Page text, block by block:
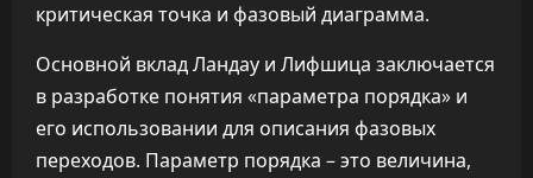
критическая точка и фазовый диаграмма.
Основной вклад Ландау и Лифшица заключается
в разработке понятия «параметра порядка» и
его использовании для описания фазовых
переходов. Параметр порядка – это величина,